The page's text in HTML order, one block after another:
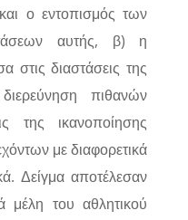
ο εντοπισμός των
αυτής, β) η
στις διαστάσεις της
πιθανών
της ικανοποίησης
με διαφορετικά
Δείγμα αποτέλεσαν
μέλη του αθλητικού